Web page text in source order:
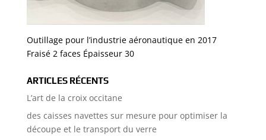
Outillage pour l’industrie aéronautique en 2017
Fraisé 2 faces Épaisseur 30
ARTICLES RÉCENTS
L’art de la croix occitane
des caisses navettes sur mesure pour optimiser la
découpe et le transport du verre